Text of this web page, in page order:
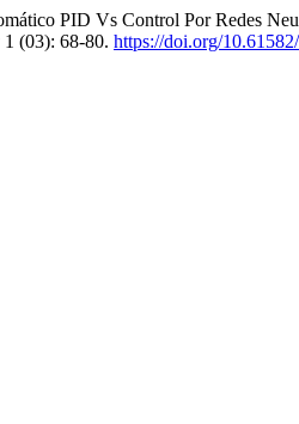
PID Vs Control Por Redes
1 (03): 68-80. https://doi.org/